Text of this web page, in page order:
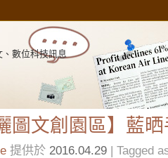
數位科技訊息
圖文創園區】藍
提供於 2016.04.29 | Tagged